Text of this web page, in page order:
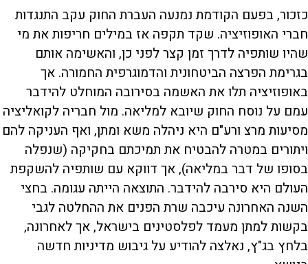
כזכור, בפעם הקודמת נמנעה העברת החוק עקב התנגדות
חברי האופוזיציה. שקד תקפה אז במילים חריפות את מי
שהיו שותפיה לדרך זמן קצר לפני כן, והאשימה אותם
בגרימת הפרצה הביטחונית והדמוגרפית החמורה. אך
באופוזיציה תלו את האשמה בסירובה המוחלט להידבר
עמם על נוסח החוק שיובא למליאה. מול חבריה לקואליציה
מסיעות מרצ ורע"ם היא ניהלה משא ומתן, ואף העניקה להם
ויתורים במטרה להבטיח את תמיכתם בחקיקה (שנפלה
בסופו של דבר במליאה), אך דווקא עם שותפיה להשקפת
העולם היא סירבה להידבר. התוצאה הייתה עגומה. בחצי
השנה האחרונה עיכבה שרת הפנים את ההחלטה לגבי
בקשות למתן מעמד לפלסטינים בישראל, אך לאחרונה,
בלחץ בג"ץ, נאלצה להודיע על גיבוש מדיניות חדשה